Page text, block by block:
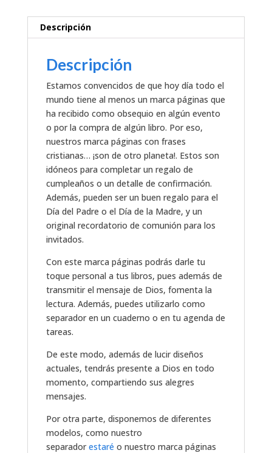
Descripción
Descripción
Estamos convencidos de que hoy día todo el
mundo tiene al menos un marca páginas que
ha recibido como obsequio en algún evento
o por la compra de algún libro. Por eso,
nuestros marca páginas con frases
cristianas… ¡son de otro planeta!. Estos son
idóneos para completar un regalo de
cumpleaños o un detalle de confirmación.
Además, pueden ser un buen regalo para el
Día del Padre o el Día de la Madre, y un
original recordatorio de comunión para los
invitados.
Con este marca páginas podrás darle tu
toque personal a tus libros, pues además de
transmitir el mensaje de Dios, fomenta la
lectura. Además, puedes utilizarlo como
separador en un cuaderno o en tu agenda de
tareas.
De este modo, además de lucir diseños
actuales, tendrás presente a Dios en todo
momento, compartiendo sus alegres
mensajes.
Por otra parte, disponemos de diferentes
modelos, como nuestro
separadorestaré o nuestro marca páginas